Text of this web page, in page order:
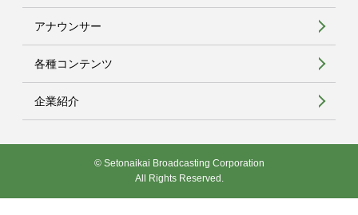
アナウンサー
各種コンテンツ
企業紹介
© Setonaikai Broadcasting Corporation
All Rights Reserved.